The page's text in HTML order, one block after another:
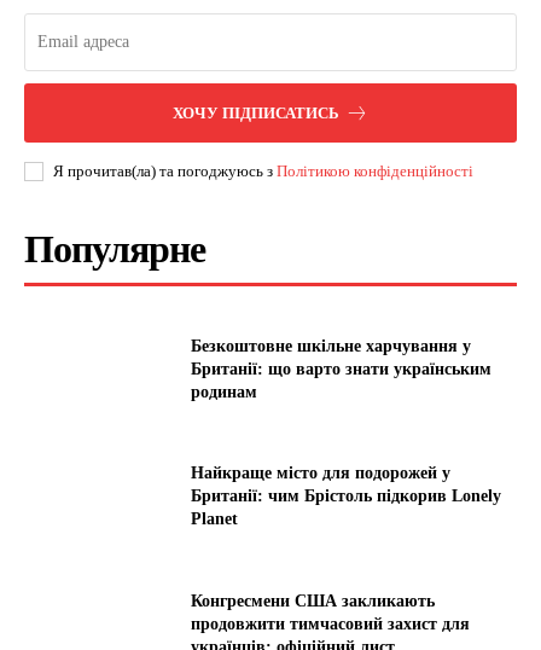
ХОЧУ ПІДПИСАТИСЬ
Я прочитав(ла) та погоджуюсь з Політикою конфіденційності
Популярне
Безкоштовне шкільне харчування у
Британії: що варто знати українським
родинам
Найкраще місто для подорожей у
Британії: чим Брістоль підкорив Lonely
Planet
Конгресмени США закликають
продовжити тимчасовий захист для